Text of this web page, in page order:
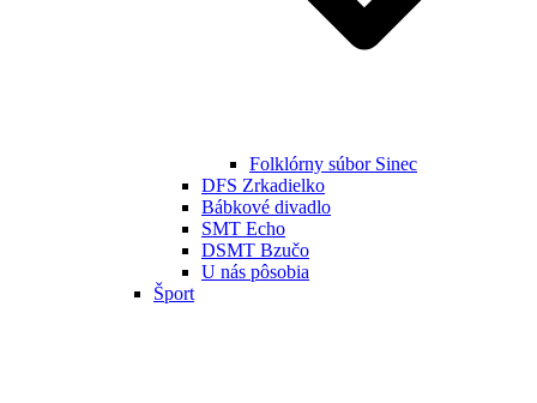
Folklórny súbor Sinec
DFS Zrkadielko
Bábkové divadlo
SMT Echo
DSMT Bzučo
U nás pôsobia
Šport